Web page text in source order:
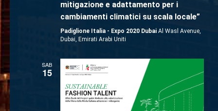
mitigazione e adattamento per i
cambiamenti climatici su scala locale”
Padiglione Italia - Expo 2020 Dubai Al Wasl Avenue,
Dubai, Emirati Arabi Uniti
SAB
15